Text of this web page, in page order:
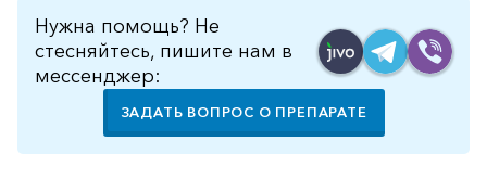
Нужна помощь? Не
стесняйтесь, пишите нам в
мессенджер:
ЗАДАТЬ ВОПРОС О ПРЕПАРАТЕ